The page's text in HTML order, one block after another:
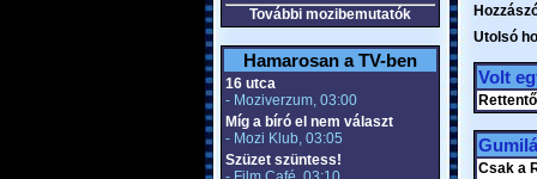
További mozibemutatók
Hamarosan a TV-ben
16 utca
- Moziverzum, 03:00
Míg a bíró el nem választ
- Mozi Klub, 03:05
Szüzet szüntess!
Utolsó
Volt
Csak a